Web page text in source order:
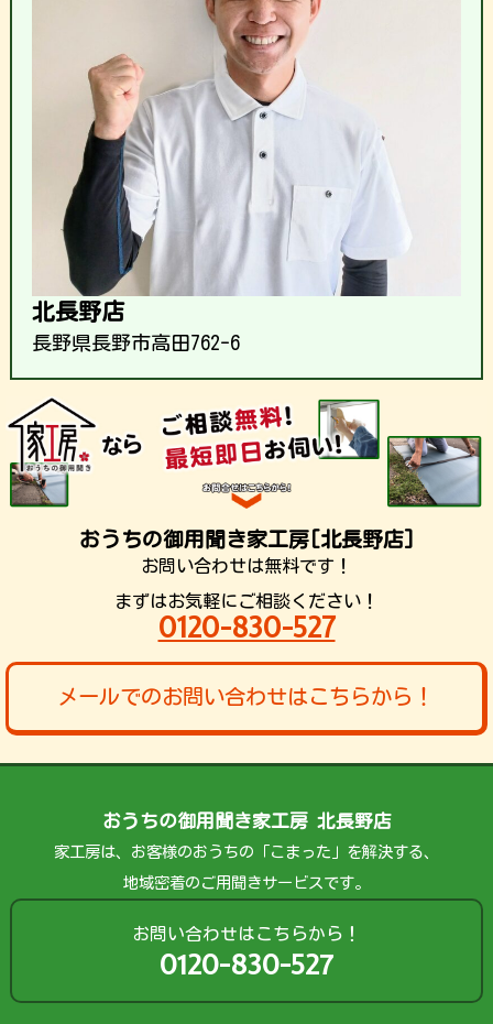
北長野店
長野県長野市高田762-6
おうちの御用聞き家工房[北長野店]
お問い合わせは無料です！
まずはお気軽にご相談ください！
0120-830-527
メールでのお問い合わせはこちらから！
おうちの御用聞き家工房 北長野店
家工房は、お客様のおうちの「こまった」を解決する、
地域密着のご用聞きサービスです。
お問い合わせはこちらから！
0120-830-527